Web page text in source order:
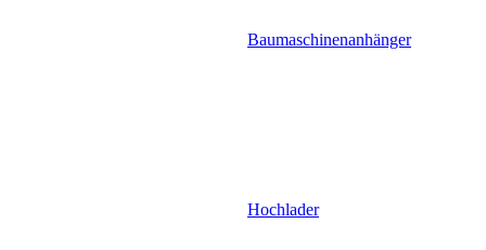
Baumaschinenanhänger
Hochlader